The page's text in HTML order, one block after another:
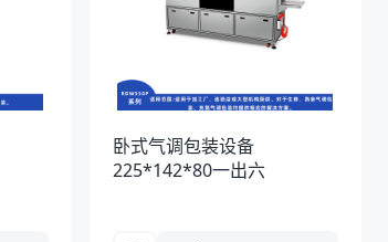
卧式气调包装设备
225*142*80一出六